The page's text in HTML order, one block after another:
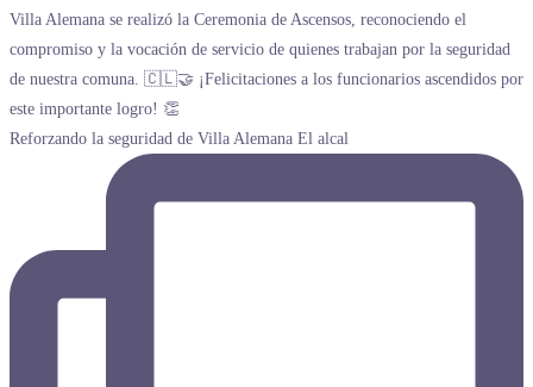
Reforzando la seguridad de Villa Alemana El alcal